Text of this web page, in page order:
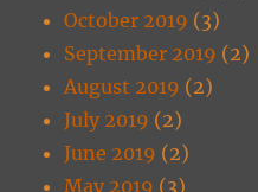
October 2019 (3)
September 2019 (2)
August 2019 (2)
July 2019 (2)
June 2019 (2)
May 2019 (3)